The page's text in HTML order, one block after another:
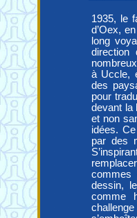
1935, le
d’Oex,
long
direction
à Uccle,
des
pour
devant la
et non
idées.
par des
dessin,
comme